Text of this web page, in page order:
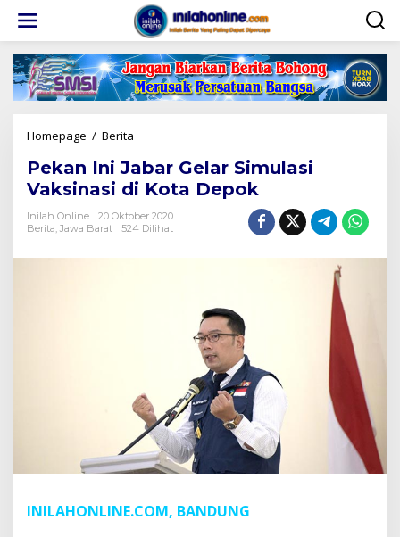
konten
Homepage / Berita
Jabar
Gelar
Simulasi
Vaksinasi
di
Pekan Ini Jabar Gelar Simulasi
Vaksinasi di Kota Depok
Inilah Online
20 Oktober 2020
Berita Jawa Barat 524 Dilihat
INILAHONLINE.COM, BANDUNG